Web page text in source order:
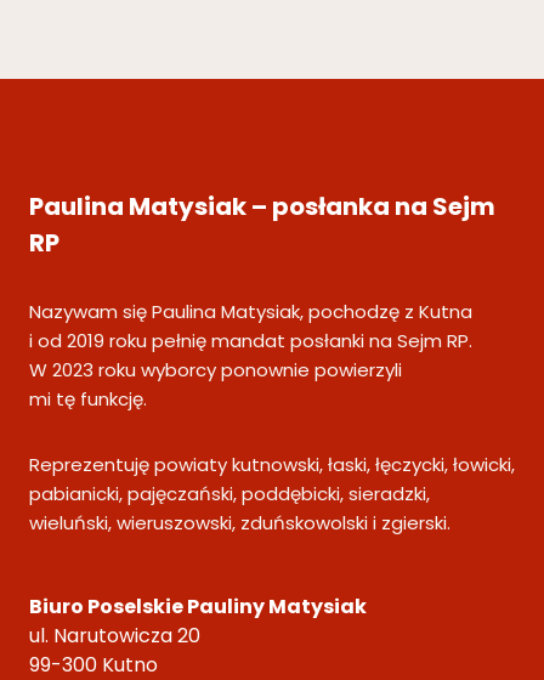
Paulina Matysiak – posłanka na Sejm
RP
Nazywam się Paulina Matysiak, pochodzę z Kutna
i od 2019 roku pełnię mandat posłanki na Sejm RP.
W 2023 roku wyborcy ponownie powierzyli
mi tę funkcję.
Reprezentuję powiaty kutnowski, łaski, łęczycki, łowicki,
pabianicki, pajęczański, poddębicki, sieradzki,
wieluński, wieruszowski, zduńskowolski i zgierski.
Biuro Poselskie Pauliny Matysiak
ul. Narutowicza 20
99-300 Kutno